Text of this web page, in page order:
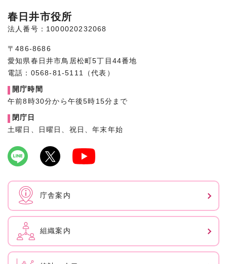
春日井市役所
法人番号：1000020232068
〒486-8686
愛知県春日井市鳥居松町5丁目44番地
電話：0568-81-5111（代表）
開庁時間
午前8時30分から午後5時15分まで
閉庁日
土曜日、日曜日、祝日、年末年始
庁舎案内
組織案内